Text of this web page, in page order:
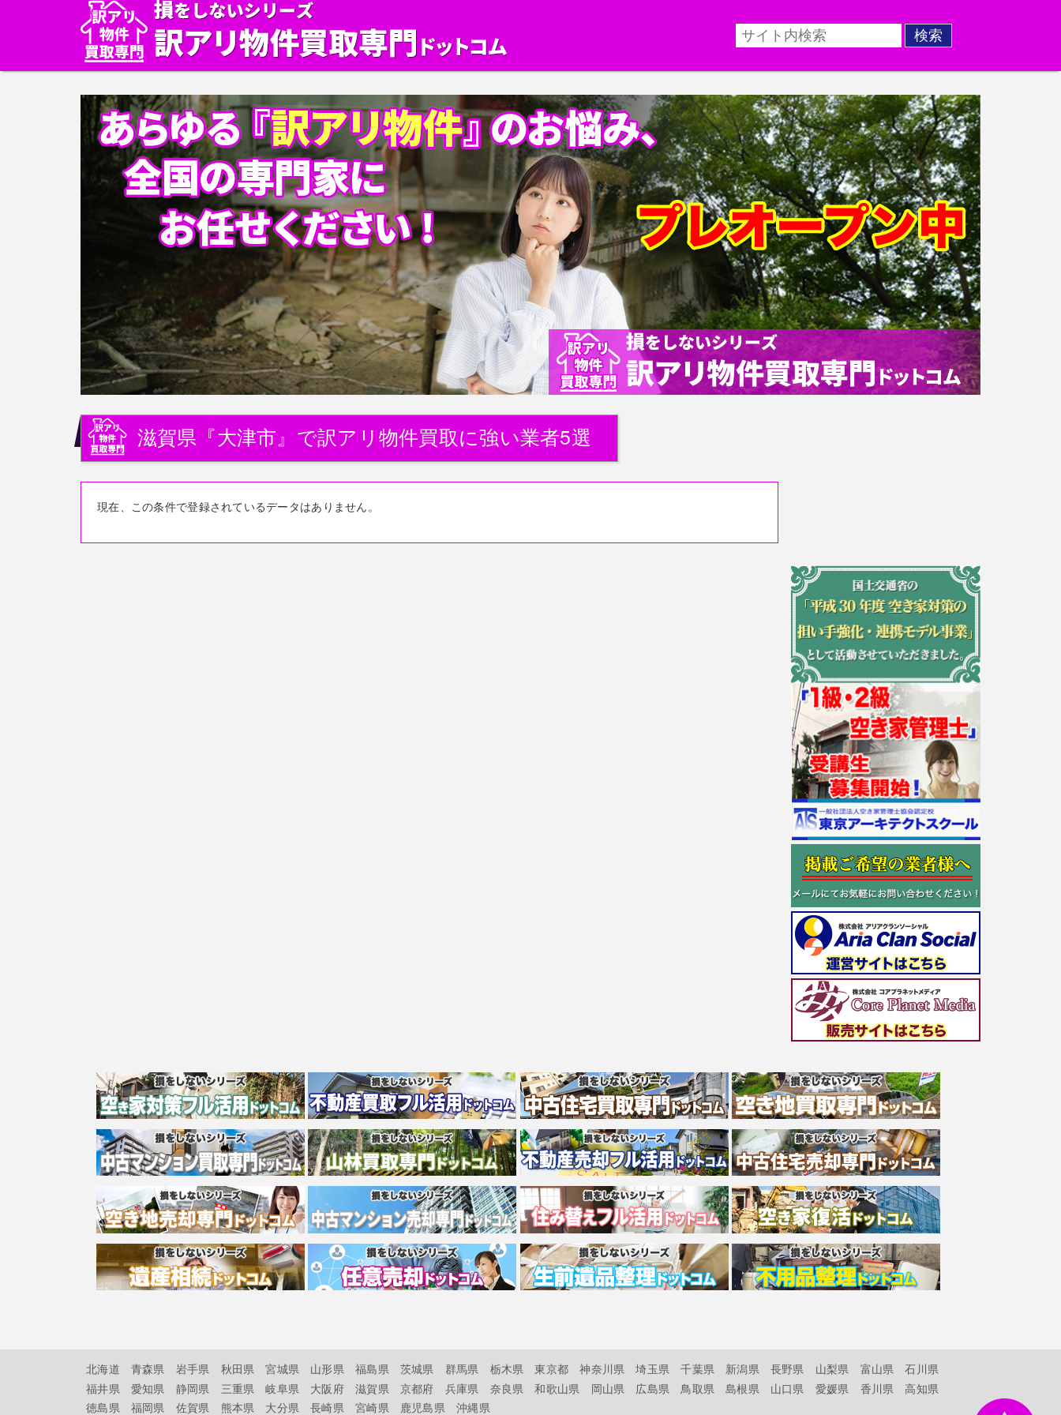
滋賀県『大津市』で訳アリ物件買取に強い業者5選
現在、この条件で登録されているデータはありません。
北海道 青森県 岩手県 秋田県 宮城県 山形県 福島県 茨城県 群馬県 栃木県 東京都 神奈川県 埼玉県 千葉県 新潟県 長野県 山梨県 富山県
石川県
福井県
愛知県 静岡県 三重県 岐阜県 大阪府 滋賀県 京都府 兵庫県 奈良県 和歌山県 岡山県 広島県 鳥取県 島根県 山口県 愛媛県 香川県
高知県
徳島県
福岡県 佐賀県 熊本県 大分県 長崎県 宮崎県 鹿児島県 沖縄県